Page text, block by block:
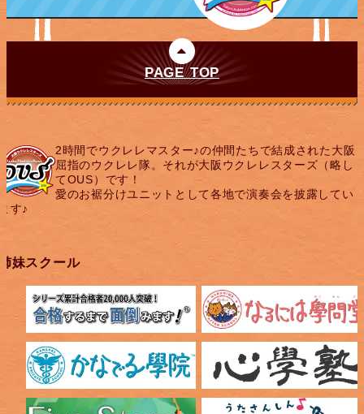
PAGE TOP
2時間でウクレレマスター♪の仲間たちで結成された大阪
屈指のウクレレ隊。それが大阪ウクレレスターズ（略し
てOUS）です！
愛のお裾分けユニットとして各地で演奏会を披露してい
す♪
妹スクール